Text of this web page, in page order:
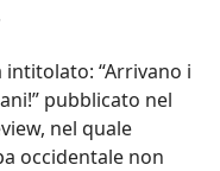
intitolato: “Arrivano i
pubblicato nel
nel quale
occidentale non